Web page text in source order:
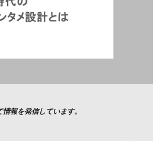
報を発信しています。